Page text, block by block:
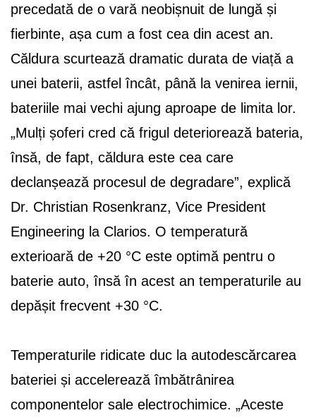
precedată de o vară neobișnuit de lungă și
fierbinte, așa cum a fost cea din acest an.
Căldura scurtează dramatic durata de viață a
unei baterii, astfel încât, până la venirea iernii,
bateriile mai vechi ajung aproape de limita lor.
„Mulți șoferi cred că frigul deteriorează bateria,
însă, de fapt, căldura este cea care
declanșează procesul de degradare”, explică
Dr. Christian Rosenkranz, Vice President
Engineering la Clarios. O temperatură
exterioară de +20 °C este optimă pentru o
baterie auto, însă în acest an temperaturile au
depășit frecvent +30 °C.
Temperaturile ridicate duc la autodescărcarea
bateriei și accelerează îmbătrânirea
componentelor sale electrochimice. „Aceste